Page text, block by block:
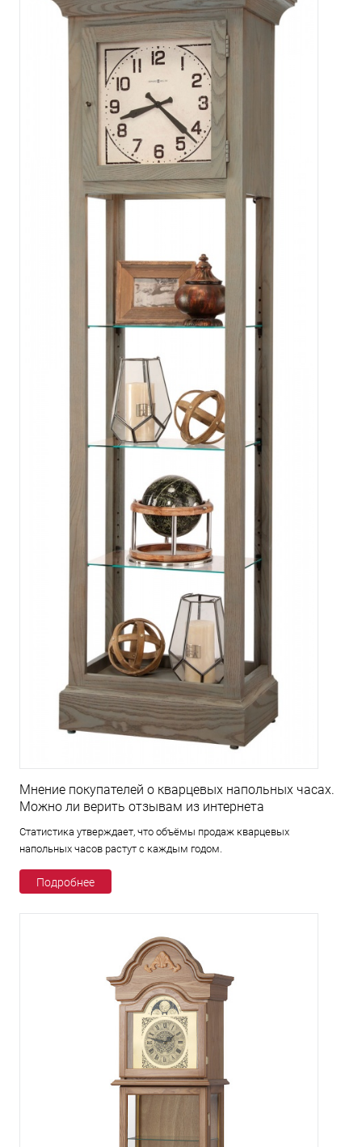
Мнение покупателей о кварцевых напольных часах.
Можно ли верить отзывам из интернета
Статистика утверждает, что объёмы продаж кварцевых
напольных часов растут с каждым годом.
Подробнее